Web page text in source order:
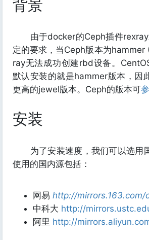
背景
由于docker的Ceph插件rexray
定的要求，当Ceph版本为
ray无法成功创建rbd设备。
默认安装的就是hammer版本，因
更高的jewel版本。Ceph的版本可
安装
为了安装速度，我们可以选用
使用的国内源包括：
网易 http://mirrors.163.com/
中科大 http://
阿里 http://